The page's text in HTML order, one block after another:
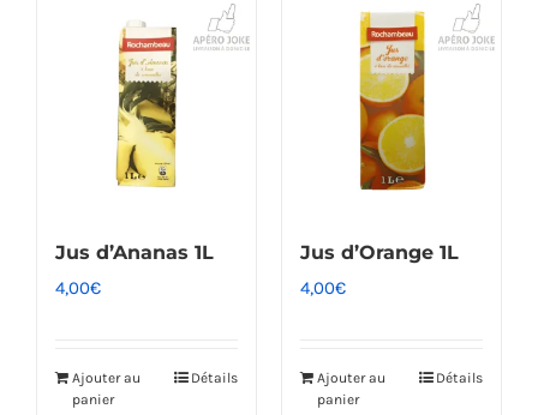
Jus d’Ananas 1L
4,00€
Ajouter au
panier
Détails
Jus d’Orange 1L
4,00€
Ajouter au
panier
Détails